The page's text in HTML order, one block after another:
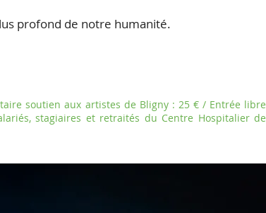
profond de notre humanité.
soutien aux artistes de Bligny : 25 € / Entrée libre
stagiaires et retraités du Centre Hospitalier de